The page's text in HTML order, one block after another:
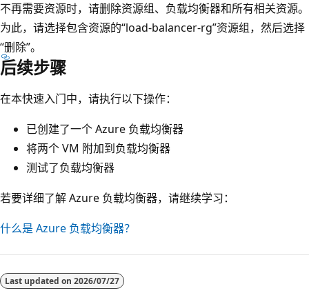
不再需要资源时，请删除资源组、负载均衡器和所有相关资源。
为此，请选择包含资源的“load-balancer-rg”资源组，然后选择
“删除”。
后续步骤
在本快速入门中，请执行以下操作：
已创建了一个 Azure 负载均衡器
将两个 VM 附加到负载均衡器
测试了负载均衡器
若要详细了解 Azure 负载均衡器，请继续学习：
什么是 Azure 负载均衡器？
Last updated on 2026/07/27